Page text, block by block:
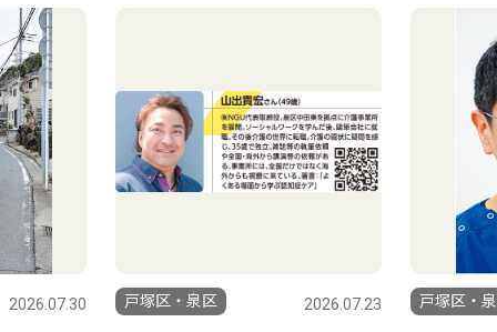
2026.07.30 戸塚区・泉区 2026.07.23 戸塚区・